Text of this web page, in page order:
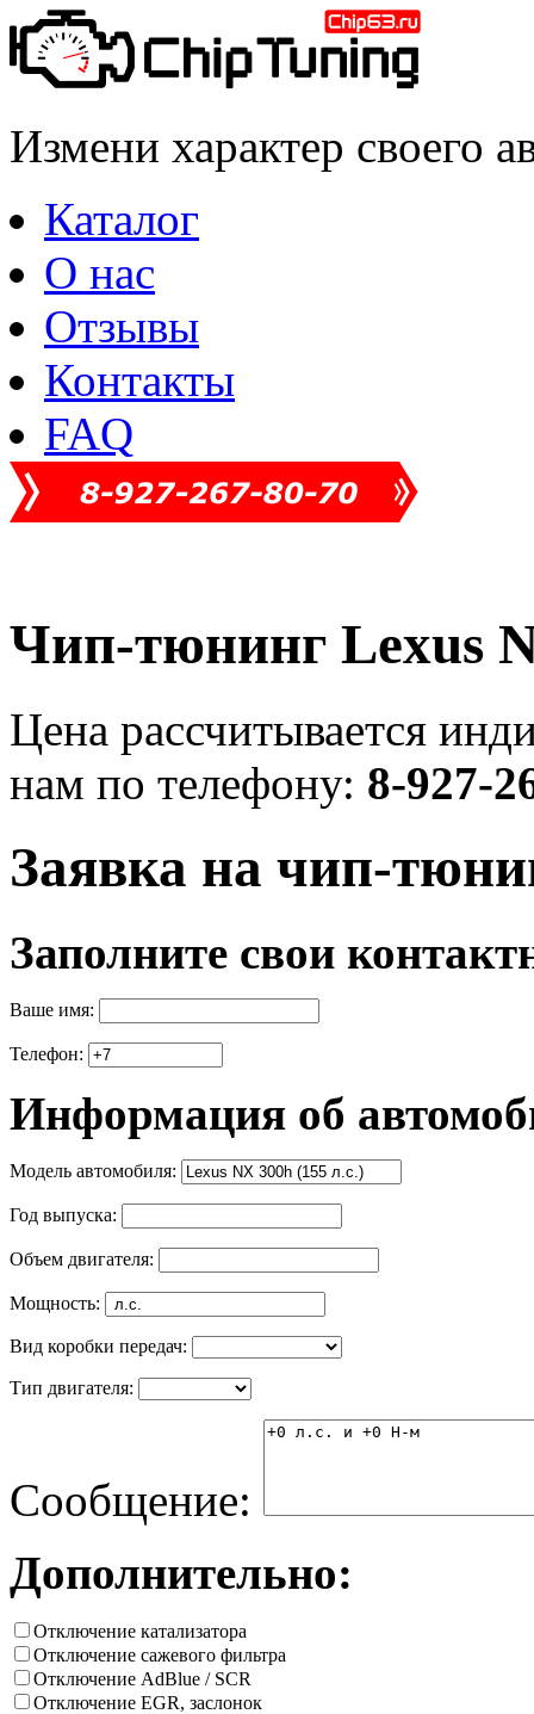
Измени характер своего
Каталог
О нас
Отзывы
Контакты
FAQ
Чип-тюнинг Lexus
Цена рассчитывается
нам по телефону: 8-927-
Заявка на чип-
Заполните свои
Ваше имя:
Телефон:
Информация об
Модель автомобиля:
Год выпуска:
Объем двигателя:
Мощность:
Вид коробки передач:
Тип двигателя:
Сообщение:
Дополнительно:
Отключение катализатора
Отключение сажевого фильтра
Отключение AdBlue / SCR
Отключение EGR, заслонок